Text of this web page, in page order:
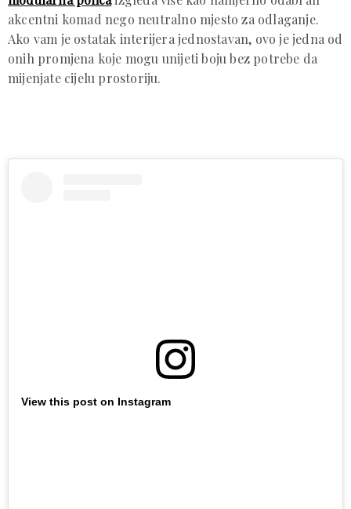
akcentni komad nego neutralno mjesto za odlaganje.
Ako vam je ostatak interijera jednostavan, ovo je jedna od
onih promjena koje mogu unijeti boju bez potrebe da
mijenjate cijelu prostoriju.
View this post on Instagram